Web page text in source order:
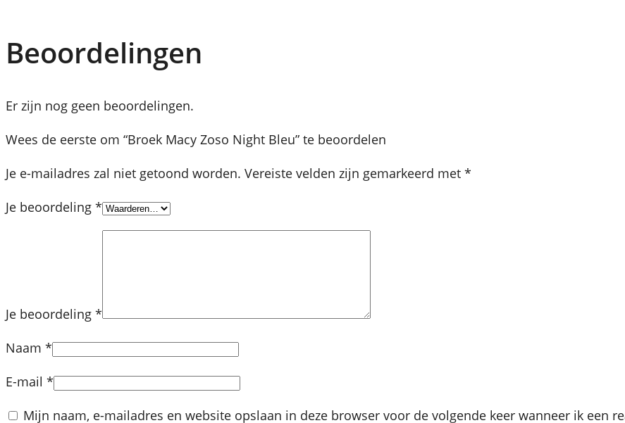
u
a
Beoordelingen
Er zijn nog geen beoordelingen.
Wees de eerste om “Broek Macy Zoso Night Bleu” te beoordelen
Je e-mailadres zal niet getoond worden. Vereiste velden zijn gemarkeerd met *
Je beoordeling *
Je beoordeling *
Naam *
E-mail *
Mijn naam, e-mailadres en website opslaan in deze browser voor de volgende keer wanneer ik een